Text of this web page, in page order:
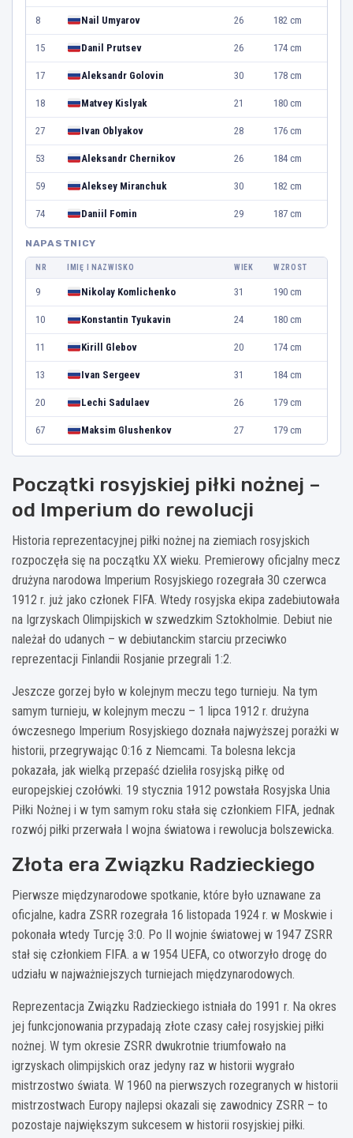
8 Nail Umyarov 26 182 cm
15 Danil Prutsev 26 174 cm
17 Aleksandr Golovin 30 178 cm
18 Matvey Kislyak 21 180 cm
27 Ivan Oblyakov 28 176 cm
53 Aleksandr Chernikov 26 184 cm
59 Aleksey Miranchuk 30 182 cm
74 Daniil Fomin 29 187 cm
NAPASTNICY
NR IMIĘ I NAZWISKO WIEK WZROST
9 Nikolay Komlichenko 31 190 cm
10 Konstantin Tyukavin 24 180 cm
11 Kirill Glebov 20 174 cm
13 Ivan Sergeev 31 184 cm
20 Lechi Sadulaev 26 179 cm
67 Maksim Glushenkov 27 179 cm
Początki rosyjskiej piłki nożnej –
od Imperium do rewolucji
Historia reprezentacyjnej piłki nożnej na ziemiach rosyjskich
rozpoczęła się na początku XX wieku. Premierowy oficjalny mecz
drużyna narodowa Imperium Rosyjskiego rozegrała 30 czerwca
1912 r. już jako członek FIFA. Wtedy rosyjska ekipa zadebiutowała
na Igrzyskach Olimpijskich w szwedzkim Sztokholmie. Debiut nie
należał do udanych – w debiutanckim starciu przeciwko
reprezentacji Finlandii Rosjanie przegrali 1:2.
Jeszcze gorzej było w kolejnym meczu tego turnieju. Na tym
samym turnieju, w kolejnym meczu – 1 lipca 1912 r. drużyna
ówczesnego Imperium Rosyjskiego doznała najwyższej porażki w
historii, przegrywając 0:16 z Niemcami. Ta bolesna lekcja
pokazała, jak wielką przepaść dzieliła rosyjską piłkę od
europejskiej czołówki. 19 stycznia 1912 powstała Rosyjska Unia
Piłki Nożnej i w tym samym roku stała się członkiem FIFA, jednak
rozwój piłki przerwała I wojna światowa i rewolucja bolszewicka.
Złota era Związku Radzieckiego
Pierwsze międzynarodowe spotkanie, które było uznawane za
oficjalne, kadra ZSRR rozegrała 16 listopada 1924 r. w Moskwie i
pokonała wtedy Turcję 3:0. Po II wojnie światowej w 1947 ZSRR
stał się członkiem FIFA. a w 1954 UEFA, co otworzyło drogę do
udziału w najważniejszych turniejach międzynarodowych.
Reprezentacja Związku Radzieckiego istniała do 1991 r. Na okres
jej funkcjonowania przypadają złote czasy całej rosyjskiej piłki
nożnej. W tym okresie ZSRR dwukrotnie triumfowało na
igrzyskach olimpijskich oraz jedyny raz w historii wygrało
mistrzostwo świata. W 1960 na pierwszych rozegranych w historii
mistrzostwach Europy najlepsi okazali się zawodnicy ZSRR – to
pozostaje największym sukcesem w historii rosyjskiej piłki.